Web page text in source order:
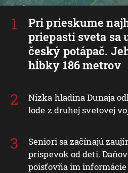
Pri prieskume
priepasti sveta sa
český potápač.
hĺbky 186 metrov
Nízka hladina Dunaja
lode z druhej svetovej
Seniori sa začínajú
príspevok od detí.
poisťovňa im